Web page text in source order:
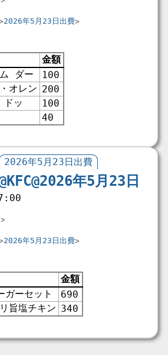
2026年5月23日出費
金額
ダー
100
オレン 200
ドッ
100
40
2026年5月23日出費
年5月23日
2026年5月23日出費
金額
ガーセット
690
旨塩チキン 340